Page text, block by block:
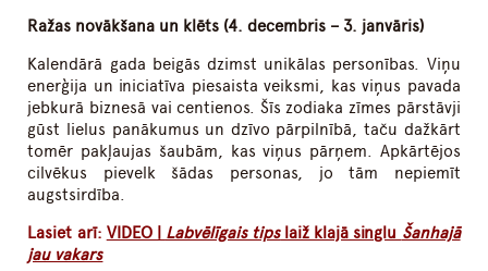
Ražas novākšana un klēts (4. decembris – 3. janvāris)
Kalendārā gada beigās dzimst unikālas personības. Viņu
enerģija un iniciatīva piesaista veiksmi, kas viņus pavada
jebkurā biznesā vai centienos. Šīs zodiaka zīmes pārstāvji
gūst lielus panākumus un dzīvo pārpilnībā, taču dažkārt
tomēr pakļaujas šaubām, kas viņus pārņem. Apkārtējos
cilvēkus pievelk šādas personas, jo tām nepiemīt
augstsirdība.
Lasiet arī: VIDEO | Labvēlīgais tipslaiž klajā singlu Šanhajā
jau vakars